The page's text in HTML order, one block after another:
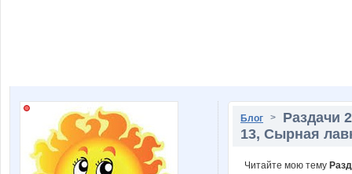
Блог > Раздачи
13, Сырная
Читайте мою тему